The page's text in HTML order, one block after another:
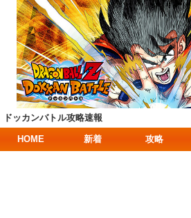
ドッカンバトル攻略速報
HOME 新着 攻略